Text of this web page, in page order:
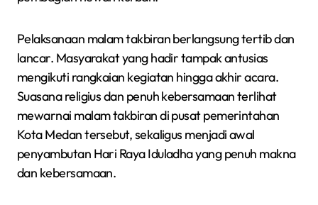
Pelaksanaan malam takbiran berlangsung tertib dan
lancar. Masyarakat yang hadir tampak antusias
mengikuti rangkaian kegiatan hingga akhir acara.
Suasana religius dan penuh kebersamaan terlihat
mewarnai malam takbiran di pusat pemerintahan
Kota Medan tersebut, sekaligus menjadi awal
penyambutan Hari Raya Iduladha yang penuh makna
dan kebersamaan.